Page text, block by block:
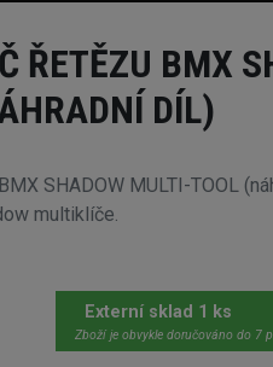
ŘETĚZU BMX
DÍL)
SHADOW MULTI-TOOL
multiklíče.
Externí sklad 1 ks
Zboží je obvykle doručováno do 7